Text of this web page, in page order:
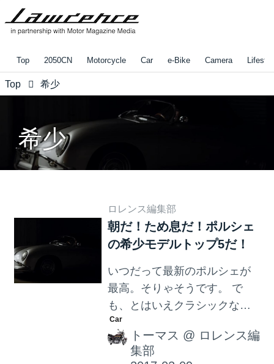
Top 2050CN Motorcycle Car e-Bike Camera
Top 希少
希少
ロレンス編集部
朝だ！ため息だ！ポルシェ
の希少モデルトップ5だ！
いつだって最新のポルシェが
最高。そりゃそうです。 で
も、とはいえクラシックなポ
ルシェにだって、抗えない魅
力があって、ファンからすれ
ば”あの頃の”一台をどうしても
トーマス @ ロレンス編
集部